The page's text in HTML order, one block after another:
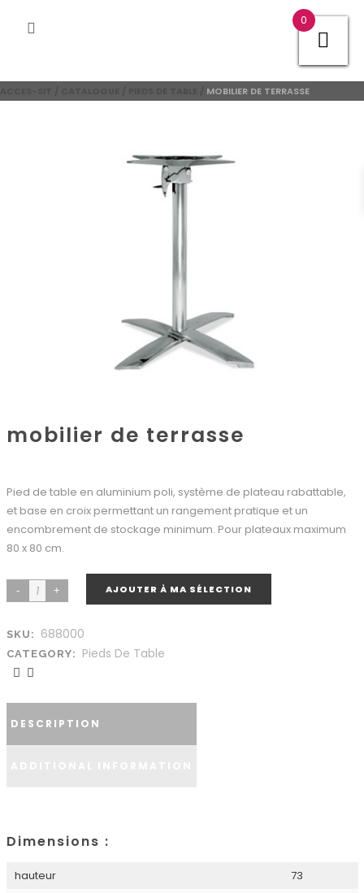
MOBILIER DE TERRASSE
mobilier de terrasse
Pied de table en aluminium poli, système de plateau rabattable,
et base en croix permettant un rangement pratique et un
encombrement de stockage minimum. Pour plateaux maximum
80 x 80 cm.
AJOUTER À MA SÉLECTION
SKU: 688000
CATEGORY: Pieds De Table
DESCRIPTION
Dimensions :
hauteur
73
0